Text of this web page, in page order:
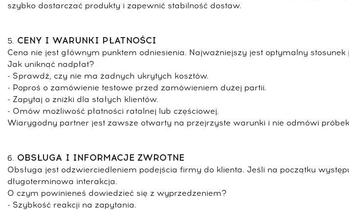
szybko dostarczać produkty i zapewnić stabilność dostaw.
5. CENY I WARUNKI PŁATNOŚCI
Cena nie jest głównym punktem odniesienia. Najważniejszy jest optymalny
Jak uniknąć nadpłat?
- Sprawdź, czy nie ma żadnych ukrytych kosztów.
- Poproś o zamówienie testowe przed zamówieniem dużej partii.
- Zapytaj o zniżki dla stałych klientów.
- Omów możliwość płatności ratalnej lub częściowej.
Wiarygodny partner jest zawsze otwarty na przejrzyste warunki i nie odmówi
6. OBSŁUGA I INFORMACJE ZWROTNE
Obsługa jest odzwierciedleniem podejścia firmy do klienta. Jeśli na początku
długoterminowa interakcja.
O czym powinieneś dowiedzieć się z wyprzedzeniem?
- Szybkość reakcji na zapytania.